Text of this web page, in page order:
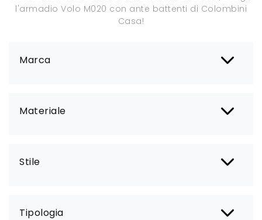
Marca
Materiale
Stile
Tipologia
l'armadio Volo M020 con ante battenti di Colombini
Casa!